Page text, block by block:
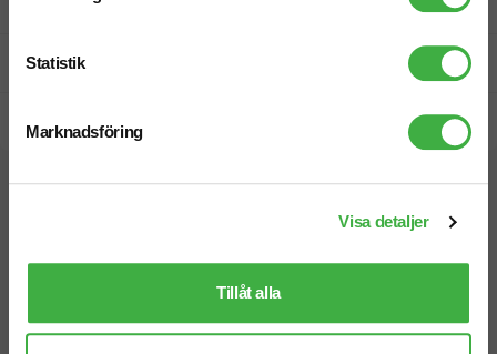
Statistik
Marknadsföring
Visa detaljer
Tillåt alla
Fri offert
Prisgaranti
Snabb leverans